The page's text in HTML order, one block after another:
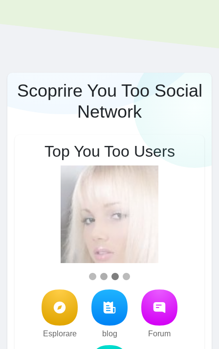
Scoprire You Too Social
Network
Top You Too Users
Esplorare blog Forum